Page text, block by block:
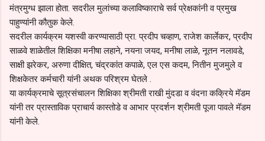
मंत्रमुग्ध झाला होता. सदरील मुलांच्या कलाविष्काराचे सर्व प्रेक्षकांनी व प्रमुख
पाहुण्यांनी कौतुक केले.
सदरील कार्यक्रम यशस्वी करण्यासाठी प्रा. प्रदीप चव्हाण, राजेश कार्लेकर, प्रदीप
साळवे शाळेतील शिक्षिका मनीषा लहाने, नयना जयद, मनीषा लाळे, नूतन नलावडे,
साक्षी झरेकर, अरुणा दीक्षित, चंद्रकांत कपाळे, एल एस कदम, नितीन मुजमुले व
शिक्षकेतर कर्मचारी यांनी अथक परिश्रम घेतले .
या कार्यक्रमाचे सूत्रसंचालन शिक्षिका श्रीमती राखी मुंदडा व वंदना कक्रिये मॅडम
यांनी तर प्रास्ताविक प्राचार्य कास्तोडे व आभार प्रदर्शन श्रीमती पूजा पावले मॅडम
यांनी केले.